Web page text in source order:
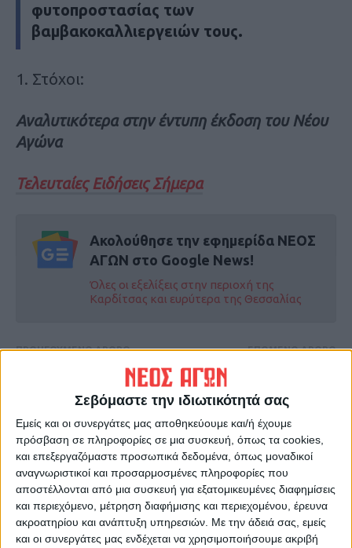
Σεβόμαστε την ιδιωτικότητά σας
Εμείς και οι συνεργάτες μας αποθηκεύουμε και/ή έχουμε
πρόσβαση σε πληροφορίες σε μια συσκευή, όπως τα cookies,
και επεξεργαζόμαστε προσωπικά δεδομένα, όπως μοναδικοί
αναγνωριστικοί και προσαρμοσμένες πληροφορίες που
αποστέλλονται από μια συσκευή για εξατομικευμένες διαφημίσεις
και περιεχόμενο, μέτρηση διαφήμισης και περιεχομένου, έρευνα
ακροατηρίου και ανάπτυξη υπηρεσιών. Με την άδειά σας, εμείς
και οι συνεργάτες μας ενδέχεται να χρησιμοποιήσουμε ακριβή
φυτοπροστασίας των
βαμβακοκαλλιεργειών τους.
1. Στόχοι:
Αναλυτικότερα στην έντυπη έκδοση του Νέου
Αγώνα
Τελευταίες Ειδήσεις Σήμερα
Ακολούθησε την εφημερίδα ΝΕΟΣ
ΑΓΩΝ στο Google News!
Όλες οι εξελίξεις στην περιοχή της
Καρδίτσας και ευρύτερα της Θεσσαλίας
ΠΡΟΗΓΟΥΜΕΝΟ ΑΡΘΡΟ
Κοντά σε μεταγραφικούς
ΕΠΟΜΕΝΟ ΑΡΘΡΟ
αποκαταστάσεις από τον
«Ιανό» στον ορεινό όγκο του
Δήμου Καρδίτσας